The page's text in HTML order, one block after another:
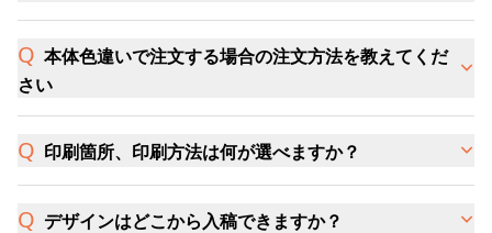
本体色違いで注文する場合の注文方法を教えてくだ
さい
印刷箇所、印刷方法は何が選べますか？
デザインはどこから入稿できますか？